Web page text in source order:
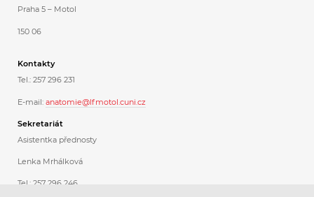
Praha 5 – Motol
150 06
Kontakty
Tel.: 257 296 231
E-mail: anatomie@lfmotol.cuni.cz
Sekretariát
Asistentka přednosty
Lenka Mrhálková
Tel.: 257 296 246